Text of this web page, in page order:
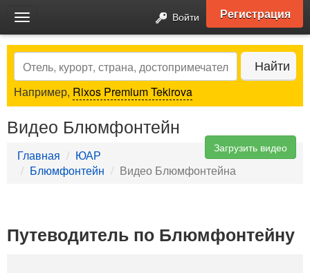
Toggle
navigation
Войти Регистрация
Search Найти
Например, Rixos Premium Tekirova
Видео Блюмфонтейн
Загрузить видео
Главная
ЮАР
Блюмфонтейн
Видео Блюмфонтейна
Путеводитель по Блюмфонтейну